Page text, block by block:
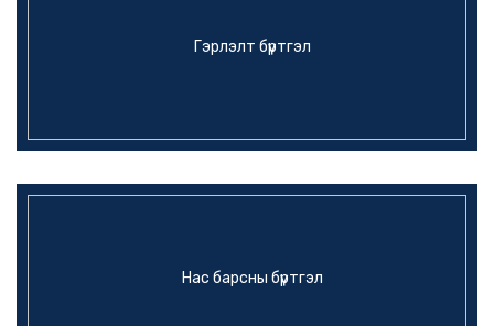
Гэрлэлт бүртгэл
Нас барсны бүртгэл